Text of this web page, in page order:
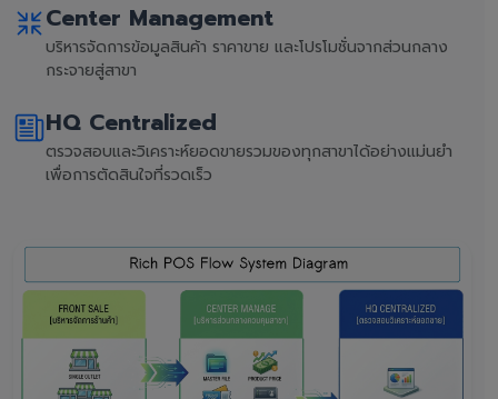
Center Management
บริหารจัดการข้อมูลสินค้า ราคาขาย และโปรโมชั่นจากส่วนกลาง
กระจายสู่สาขา
HQ Centralized
ตรวจสอบและวิเคราะห์ยอดขายรวมของทุกสาขาได้อย่างแม่นยำ
เพื่อการตัดสินใจที่รวดเร็ว